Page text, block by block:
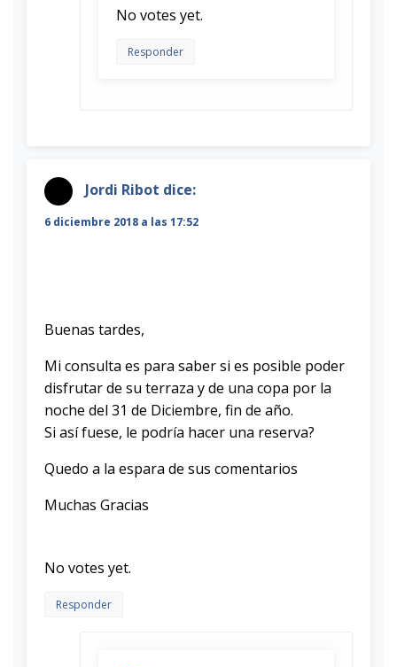
No votes yet.
Responder
Jordi Ribot dice:
6 diciembre 2018 a las 17:52
Buenas tardes,
Mi consulta es para saber si es posible poder
disfrutar de su terraza y de una copa por la
noche del 31 de Diciembre, fin de año.
Si así fuese, le podría hacer una reserva?
Quedo a la espara de sus comentarios
Muchas Gracias
No votes yet.
Responder